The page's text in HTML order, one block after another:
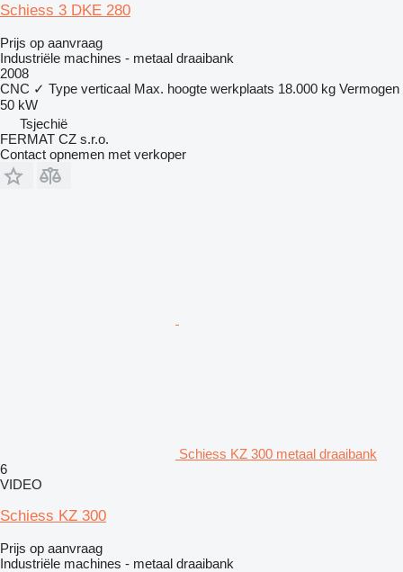
Schiess 3 DKE 280
Prijs op aanvraag
Industriële machines - metaal draaibank
2008
CNC ✓ Type verticaal Max. hoogte werkplaats 18.000 kg Vermogen
50 kW
Tsjechië
FERMAT CZ s.r.o.
Contact opnemen met verkoper
Schiess KZ 300 metaal draaibank
6
VIDEO
Schiess KZ 300
Prijs op aanvraag
Industriële machines - metaal draaibank